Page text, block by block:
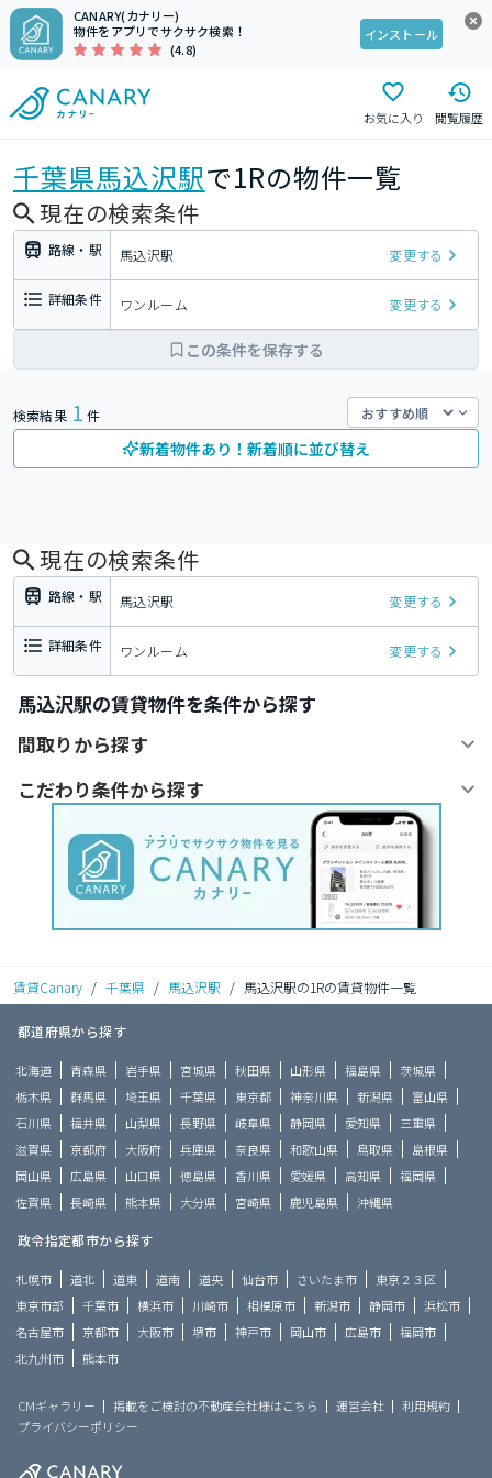
CANARY(カナリー)
物件をアプリでサクサク検索！
(4.8)
インストール
お気に入り 閲覧履歴
千葉県馬込沢駅で1Rの物件一覧
現在の検索条件
路線・駅 馬込沢駅 変更する
詳細条件 ワンルーム 変更する
この条件を保存する
検索結果 1 件
新着物件あり！新着順に並び替え
現在の検索条件
路線・駅 馬込沢駅 変更する
詳細条件 ワンルーム 変更する
馬込沢駅の賃貸物件を条件から探す
間取りから探す
こだわり条件から探す
賃貸Canary / 千葉県 / 馬込沢駅 / 馬込沢駅の1Rの賃貸物件一覧
都道府県から探す
北海道 青森県 岩手県 宮城県 秋田県 山形県 福島県
茨城県
栃木県
群馬県 埼玉県 千葉県 東京都 神奈川県 新潟県
富山県
石川県
福井県 山梨県 長野県 岐阜県 静岡県 愛知県
三重県
滋賀県
京都府 大阪府 兵庫県 奈良県 和歌山県 鳥取県
島根県
岡山県
広島県 山口県 徳島県 香川県 愛媛県 高知県
福岡県
佐賀県
長崎県 熊本県 大分県 宮崎県 鹿児島県 沖縄県
政令指定都市から探す
札幌市 道北 道東 道南 道央 仙台市 さいたま市
東京２３区
東京市部
千葉市 横浜市 川崎市 相模原市 新潟市 静岡市
浜松市
名古屋市
京都市 大阪市 堺市 神戸市 岡山市 広島市
福岡市
北九州市
熊本市
CMギャラリー 掲載をご検討の不動産会社様はこちら 運営会社
利用規約
プライバシーポリシー